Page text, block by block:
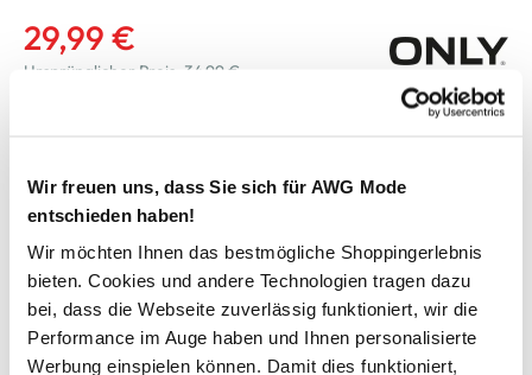
Wir freuen uns, dass Sie sich für AWG Mode
entschieden haben!
Wir möchten Ihnen das bestmögliche Shoppingerlebnis
bieten. Cookies und andere Technologien tragen dazu
bei, dass die Webseite zuverlässig funktioniert, wir die
Performance im Auge haben und Ihnen personalisierte
Werbung einspielen können. Damit dies funktioniert,
29,99 €
Ursprünglicher Preis: 34,99 €
Größe:
34 38 40
Anzahl:
Bitte wählen Sie eine Größe aus